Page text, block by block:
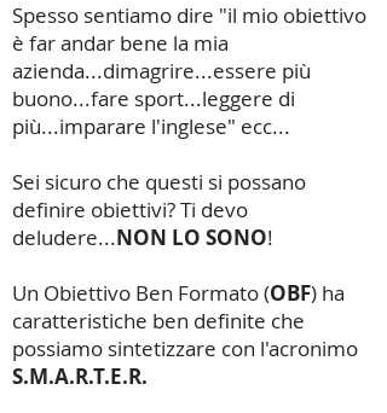
Spesso sentiamo dire "il mio obiettivo
è far andar bene la mia
azienda...dimagrire...essere più
buono...fare sport...leggere di
più...imparare l'inglese" ecc...
Sei sicuro che questi si possano
definire obiettivi? Ti devo
deludere...NON LO SONO!
Un Obiettivo Ben Formato (OBF) ha
caratteristiche ben definite che
possiamo sintetizzare con l'acronimo
S.M.A.R.T.E.R.